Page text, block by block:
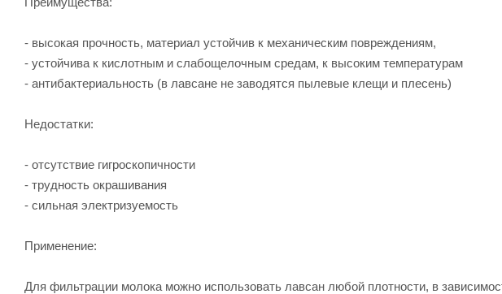
- высокая прочность, материал устойчив к механическим повреждениям,
- устойчива к кислотным и слабощелочным средам, к высоким температурам
- антибактериальность (в лавсане не заводятся пылевые клещи и плесень)
Недостатки:
- отсутствие гигроскопичности
- трудность окрашивания
- сильная электризуемость
Применение:
Для фильтрации молока можно использовать лавсан любой плотности, в